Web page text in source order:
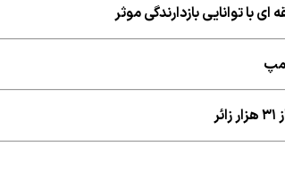
با توانایی بازدارندگی موثر